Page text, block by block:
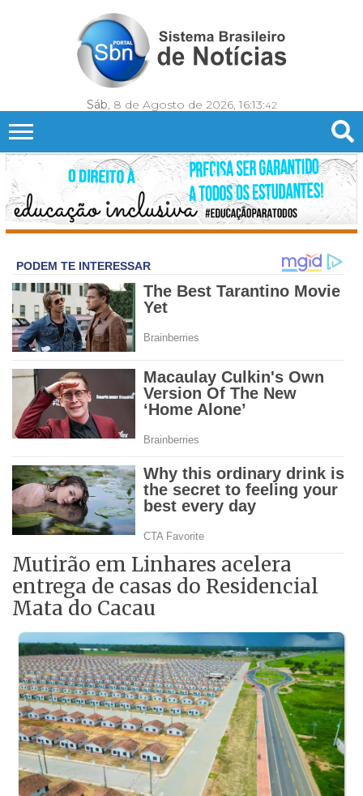
Sáb, 8 de Agosto de 2026, 16:13:44
Mutirão em Linhares acelera
entrega de casas do Residencial
Mata do Cacau